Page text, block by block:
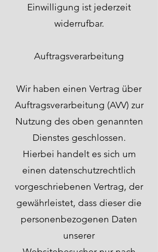
Einwilligung ist jederzeit
widerrufbar.
Auftragsverarbeitung
Wir haben einen Vertrag über
Auftragsverarbeitung (AVV) zur
Nutzung des oben genannten
Dienstes geschlossen.
Hierbei handelt es sich um
einen datenschutzrechtlich
vorgeschriebenen Vertrag, der
gewährleistet, dass dieser die
personenbezogenen Daten
unserer